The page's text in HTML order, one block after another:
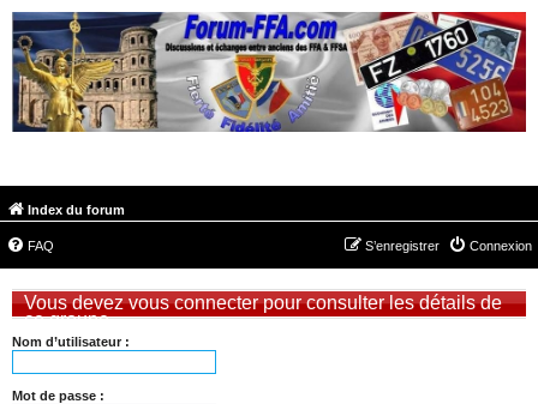
Index du forum
FAQ Connexion
S’enregistrer
Vous devez vous connecter pour consulter les détails de
ce groupe.
Nom d’utilisateur :
Mot de passe :